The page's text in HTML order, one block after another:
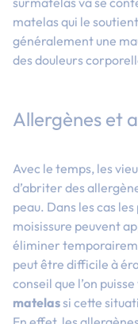
matelas qui le
généralement une
des douleurs
Allergènes et
Avec le temps, les
d’abriter des
peau. Dans les cas
moisissure peuvent
éliminer
peut être difficile à
conseil que l’on
matelassi cette